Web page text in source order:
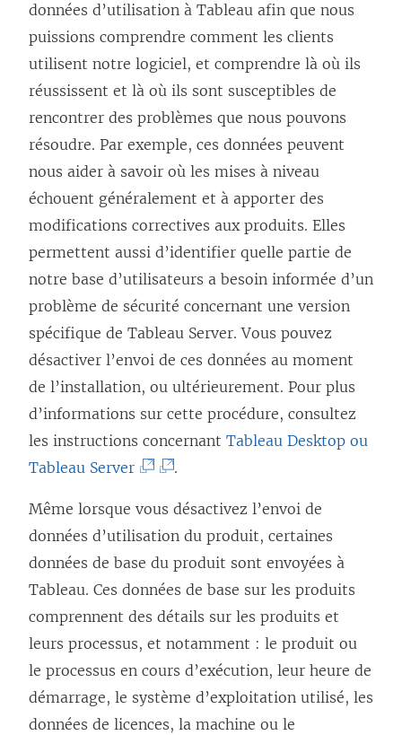
données d’utilisation à Tableau afin que nous
puissions comprendre comment les clients
utilisent notre logiciel, et comprendre là où ils
réussissent et là où ils sont susceptibles de
rencontrer des problèmes que nous pouvons
résoudre. Par exemple, ces données peuvent
nous aider à savoir où les mises à niveau
échouent généralement et à apporter des
modifications correctives aux produits. Elles
permettent aussi d’identifier quelle partie de
notre base d’utilisateurs a besoin informée d’un
problème de sécurité concernant une version
spécifique de Tableau Server. Vous pouvez
désactiver l’envoi de ces données au moment
de l’installation, ou ultérieurement. Pour plus
d’informations sur cette procédure, consultez
les instructions concernant Tableau Desktop ou
Tableau Server(
s
o
(
.
Même lorsque vous désactivez l’envoi de
données d’utilisation du produit, certaines
données de base du produit sont envoyées à
Tableau. Ces données de base sur les produits
comprennent des détails sur les produits et
leurs processus, et notamment : le produit ou
le processus en cours d’exécution, leur heure de
démarrage, le système d’exploitation utilisé, les
données de licences, la machine ou le